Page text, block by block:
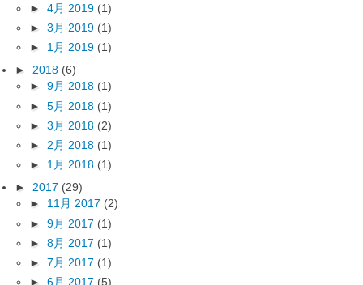
► 4月 2019 (1)
► 3月 2019 (1)
► 1月 2019 (1)
► 2018 (6)
► 9月 2018 (1)
► 5月 2018 (1)
► 3月 2018 (2)
► 2月 2018 (1)
► 1月 2018 (1)
► 2017 (29)
► 11月 2017 (2)
► 9月 2017 (1)
► 8月 2017 (1)
► 7月 2017 (1)
► 6月 2017 (5)